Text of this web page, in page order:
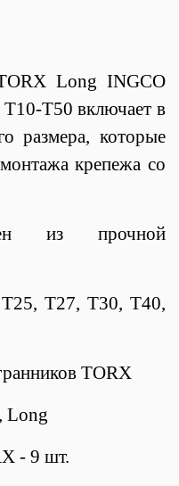
Long INGCO
Т50 включает в
размера, которые
крепежа со
из прочной
T27, T30, T40,
TORX
Long
- 9 шт.